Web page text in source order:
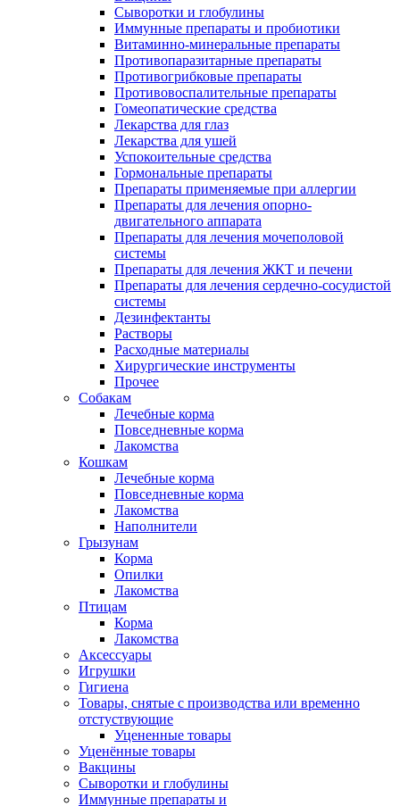
Сыворотки и глобулины
Иммунные препараты и пробиотики
Витаминно-минеральные препараты
Противопаразитарные препараты
Противогрибковые препараты
Противовоспалительные препараты
Гомеопатические средства
Лекарства для глаз
Лекарства для ушей
Успокоительные средства
Гормональные препараты
Препараты применяемые при аллергии
Препараты для лечения опорно-
двигательного аппарата
Препараты для лечения мочеполовой
системы
Препараты для лечения ЖКТ и печени
Препараты для лечения сердечно-сосудистой
системы
Дезинфектанты
Растворы
Расходные материалы
Хирургические инструменты
Прочее
Собакам
Лечебные корма
Повседневные корма
Лакомства
Кошкам
Лечебные корма
Повседневные корма
Лакомства
Наполнители
Грызунам
Корма
Опилки
Лакомства
Птицам
Корма
Лакомства
Аксессуары
Игрушки
Гигиена
Товары, снятые с производства или временно
отстуствующие
Уцененные товары
Уценённые товары
Вакцины
Сыворотки и глобулины
Иммунные препараты и